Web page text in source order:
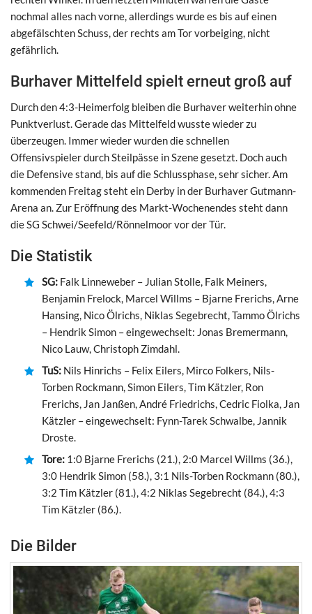
nochmal alles nach vorne, allerdings wurde es bis auf einen
abgefälschten Schuss, der rechts am Tor vorbeiging, nicht
gefährlich.
Burhaver Mittelfeld spielt erneut groß auf
Durch den 4:3-Heimerfolg bleiben die Burhaver weiterhin ohne
Punktverlust. Gerade das Mittelfeld wusste wieder zu
überzeugen. Immer wieder wurden die schnellen
Offensivspieler durch Steilpässe in Szene gesetzt. Doch auch
die Defensive stand, bis auf die Schlussphase, sehr sicher. Am
kommenden Freitag steht ein Derby in der Burhaver Gutmann-
Arena an. Zur Eröffnung des Markt-Wochenendes steht dann
die SG Schwei/Seefeld/Rönnelmoor vor der Tür.
Die Statistik
SG: Falk Linneweber – Julian Stolle, Falk Meiners,
Benjamin Frelock, Marcel Willms – Bjarne Frerichs, Arne
Hansing, Nico Ölrichs, Niklas Segebrecht, Tammo Ölrichs
– Hendrik Simon – eingewechselt: Jonas Bremermann,
Nico Lauw, Christoph Zimdahl.
TuS: Nils Hinrichs – Felix Eilers, Mirco Folkers, Nils-
Torben Rockmann, Simon Eilers, Tim Kätzler, Ron
Frerichs, Jan Janßen, André Friedrichs, Cedric Fiolka, Jan
Kätzler – eingewechselt: Fynn-Tarek Schwalbe, Jannik
Droste.
Tore: 1:0 Bjarne Frerichs (21.), 2:0 Marcel Willms (36.),
3:0 Hendrik Simon (58.), 3:1 Nils-Torben Rockmann (80.),
3:2 Tim Kätzler (81.), 4:2 Niklas Segebrecht (84.), 4:3
Tim Kätzler (86.).
Die Bilder